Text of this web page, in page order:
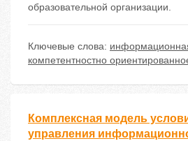
образовательной организации.
Ключевые слова:
компетентностно
Комплексная модель
управления